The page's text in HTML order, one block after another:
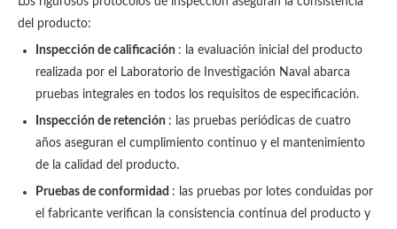
del producto:
Inspección de calificación : la evaluación inicial del producto
realizada por el Laboratorio de Investigación Naval abarca
pruebas integrales en todos los requisitos de especificación.
Inspección de retención : las pruebas periódicas de cuatro
años aseguran el cumplimiento continuo y el mantenimiento
de la calidad del producto.
Pruebas de conformidad : las pruebas por lotes conduidas por
el fabricante verifican la consistencia continua del producto y